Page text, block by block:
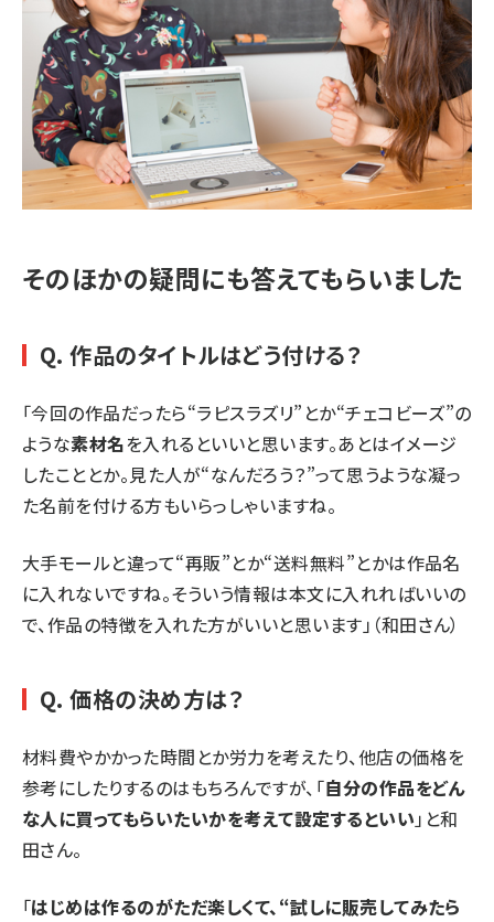
そのほかの疑問にも答えてもらいました
Q. 作品のタイトルはどう付ける？
「今回の作品だったら“ラピスラズリ”とか“チェコビーズ”の
ような素材名を入れるといいと思います。あとはイメージ
したこととか。見た人が“なんだろう？”って思うような凝っ
た名前を付ける方もいらっしゃいますね。
大手モールと違って“再販”とか“送料無料”とかは作品名
に入れないですね。そういう情報は本文に入れればいいの
で、作品の特徴を入れた方がいいと思います」（和田さん）
Q. 価格の決め方は？
材料費やかかった時間とか労力を考えたり、他店の価格を
参考にしたりするのはもちろんですが、「自分の作品をどん
な人に買ってもらいたいかを考えて設定するといい 」と和
田さん。
「はじめは作るのがただ楽しくて、“試しに販売してみたら